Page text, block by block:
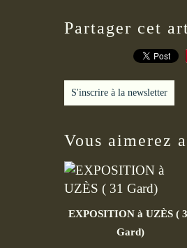
Partager cet
S'inscrire à la newsletter
Vous aimerez
EXPOSITION à UZÈS (
Gard)